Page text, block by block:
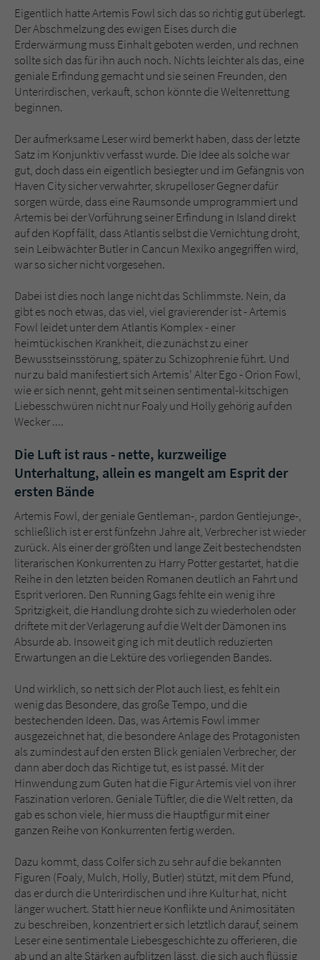
Eigentlich hatte Artemis Fowl sich das so richtig gut überlegt.
Der Abschmelzung des ewigen Eises durch die
Erderwärmung muss Einhalt geboten werden, und rechnen
sollte sich das für ihn auch noch. Nichts leichter als das, eine
geniale Erfindung gemacht und sie seinen Freunden, den
Unterirdischen, verkauft, schon könnte die Weltenrettung
beginnen.
Der aufmerksame Leser wird bemerkt haben, dass der letzte
Satz im Konjunktiv verfasst wurde. Die Idee als solche war
gut, doch dass ein eigentlich besiegter und im Gefängnis von
Haven City sicher verwahrter, skrupelloser Gegner dafür
sorgen würde, dass eine Raumsonde umprogrammiert und
Artemis bei der Vorführung seiner Erfindung in Island direkt
auf den Kopf fällt, dass Atlantis selbst die Vernichtung droht,
sein Leibwächter Butler in Cancun Mexiko angegriffen wird,
war so sicher nicht vorgesehen.
Dabei ist dies noch lange nicht das Schlimmste. Nein, da
gibt es noch etwas, das viel, viel gravierender ist - Artemis
Fowl leidet unter dem Atlantis Komplex - einer
heimtückischen Krankheit, die zunächst zu einer
Bewusstseinsstörung, später zu Schizophrenie führt. Und
nur zu bald manifestiert sich Artemis' Alter Ego - Orion Fowl,
wie er sich nennt, geht mit seinen sentimental-kitschigen
Liebesschwüren nicht nur Foaly und Holly gehörig auf den
Wecker ....
Die Luft ist raus - nette, kurzweilige
Unterhaltung, allein es mangelt am Esprit der
ersten Bände
Artemis Fowl, der geniale Gentleman-, pardon Gentlejunge-,
schließlich ist er erst fünfzehn Jahre alt, Verbrecher ist wieder
zurück. Als einer der größten und lange Zeit bestechendsten
literarischen Konkurrenten zu Harry Potter gestartet, hat die
Reihe in den letzten beiden Romanen deutlich an Fahrt und
Esprit verloren. Den Running Gags fehlte ein wenig ihre
Spritzigkeit, die Handlung drohte sich zu wiederholen oder
driftete mit der Verlagerung auf die Welt der Dämonen ins
Absurde ab. Insoweit ging ich mit deutlich reduzierten
Erwartungen an die Lektüre des vorliegenden Bandes.
Und wirklich, so nett sich der Plot auch liest, es fehlt ein
wenig das Besondere, das große Tempo, und die
bestechenden Ideen. Das, was Artemis Fowl immer
ausgezeichnet hat, die besondere Anlage des Protagonisten
als zumindest auf den ersten Blick genialen Verbrecher, der
dann aber doch das Richtige tut, es ist passé. Mit der
Hinwendung zum Guten hat die Figur Artemis viel von ihrer
Faszination verloren. Geniale Tüftler, die die Welt retten, da
gab es schon viele, hier muss die Hauptfigur mit einer
ganzen Reihe von Konkurrenten fertig werden.
Dazu kommt, dass Colfer sich zu sehr auf die bekannten
Figuren (Foaly, Mulch, Holly, Butler) stützt, mit dem Pfund,
das er durch die Unterirdischen und ihre Kultur hat, nicht
länger wuchert. Statt hier neue Konflikte und Animositäten
zu beschreiben, konzentriert er sich letztlich darauf, seinem
Leser eine sentimentale Liebesgeschichte zu offerieren, die
ab und an alte Stärken aufblitzen lässt, die sich auch flüssig
überprüfen.